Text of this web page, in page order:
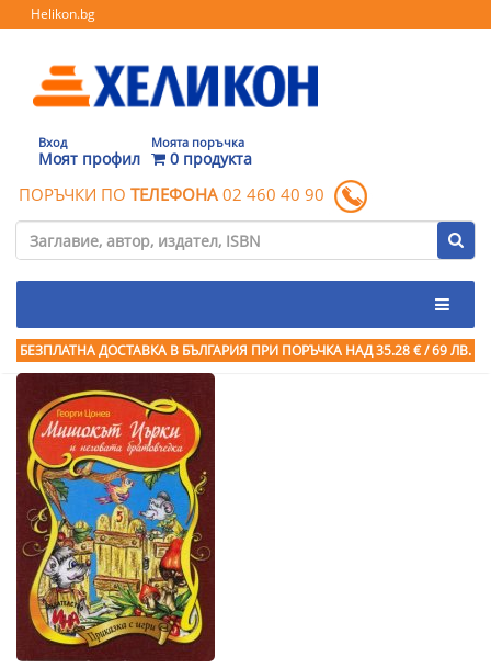
Helikon.bg
Вход
Моят профил
Моята поръчка
0 продукта
ПОРЪЧКИ ПО ТЕЛЕФОНА 02 460 40 90
БЕЗПЛАТНА ДОСТАВКА В БЪЛГАРИЯ ПРИ ПОРЪЧКА НАД 35.28 € / 69 ЛВ.